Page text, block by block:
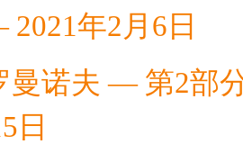
年2月6日
曼诺夫 — 第2部
日